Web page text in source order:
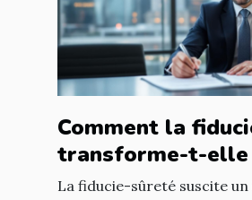
Comment la
transforme-t-
refinancement
La fiducie-sûreté suscite